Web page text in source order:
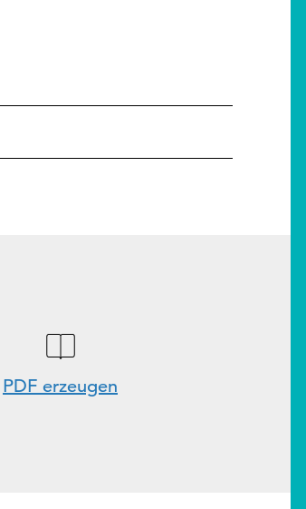
PDF erzeugen